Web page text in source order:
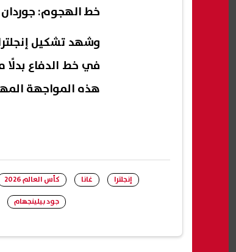
خط الهجوم: جوردان
وشهد تشكيل
في خط الدفاع
هذه المواجهة
إنجلترا غانا كأس العالم 2026
جود بيلينجهام